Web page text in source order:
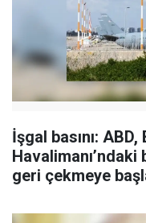
İşgal basını:
Havalimanı’ndaki
geri çekmeye